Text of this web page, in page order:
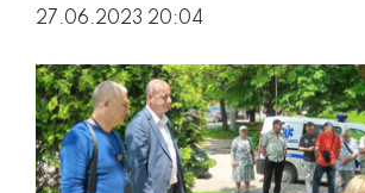
27.06.2023 20:04